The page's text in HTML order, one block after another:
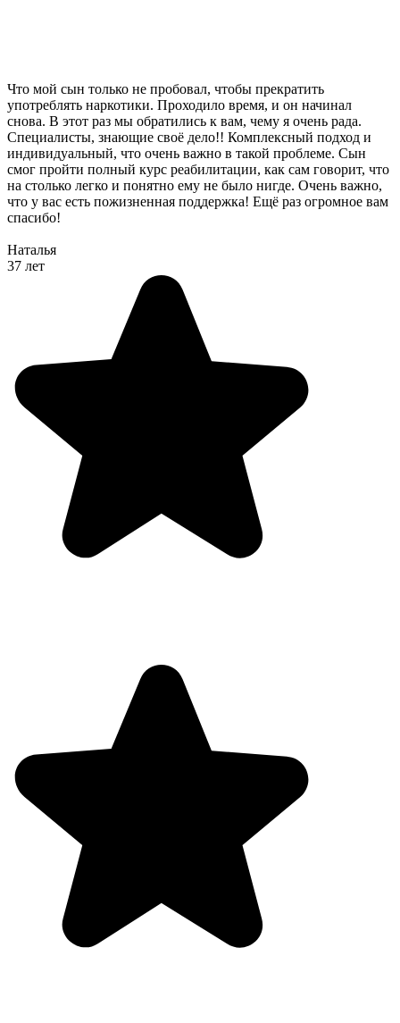
Что мой сын только не пробовал, чтобы прекратить
употреблять наркотики. Проходило время, и он начинал
снова. В этот раз мы обратились к вам, чему я очень рада.
Специалисты, знающие своё дело!! Комплексный подход и
индивидуальный, что очень важно в такой проблеме. Сын
смог пройти полный курс реабилитации, как сам говорит, что
на столько легко и понятно ему не было нигде. Очень важно,
что у вас есть пожизненная поддержка! Ещё раз огромное вам
спасибо!
Наталья
37 лет